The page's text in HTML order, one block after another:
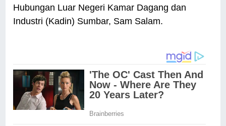
Hubungan Luar Negeri Kamar Dagang dan
Industri (Kadin) Sumbar, Sam Salam.